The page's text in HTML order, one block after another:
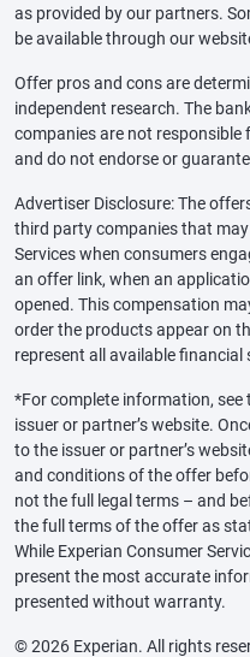
as provided by our partners.
be available through our
Offer pros and cons are
independent research. The
companies are not
and do not endorse or
Advertiser Disclosure: The
third party companies that
Services when consumers
an offer link, when an
opened. This compensation
order the products appear on
represent all available
*For complete information,
issuer or partner’s website.
to the issuer or partner’s
and conditions of the offer
not the full legal terms – and
the full terms of the offer as
While Experian Consumer
present the most accurate
presented without warranty.
© 2026 Experian. All rights